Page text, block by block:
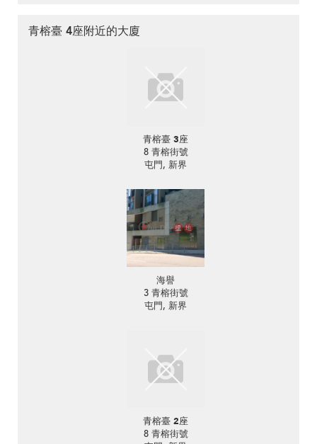
青榕臺 4座附近的大廈
青榕臺 3座
8 青榕街號
屯門, 新界
海譽
3 青榕街號
屯門, 新界
青榕臺 2座
8 青榕街號